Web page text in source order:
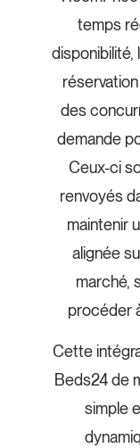
temps
des
demande
Ceux-ci
renvoyés
maintenir
alignée
marché,
procéder
Cette
Beds24 de
simple